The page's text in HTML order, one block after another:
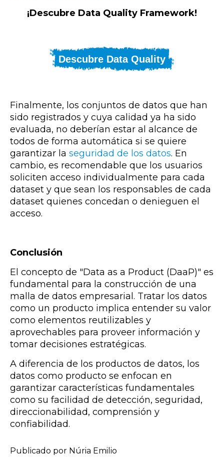
¡Descubre Data Quality Framework!
Descubre Data Quality
Finalmente, los conjuntos de datos que han
sido registrados y cuya calidad ya ha sido
evaluada, no deberían estar al alcance de
todos de forma automática si se quiere
garantizar la seguridad de los datos. En
cambio, es recomendable que los usuarios
soliciten acceso individualmente para cada
dataset y que sean los responsables de cada
dataset quienes concedan o denieguen el
acceso.
Conclusión
El concepto de "Data as a Product (DaaP)" es
fundamental para la construcción de una
malla de datos empresarial. Tratar los datos
como un producto implica entender su valor
como elementos reutilizables y
aprovechables para proveer información y
tomar decisiones estratégicas.
A diferencia de los productos de datos, los
datos como producto se enfocan en
garantizar características fundamentales
como su facilidad de detección, seguridad,
direccionabilidad, comprensión y
confiabilidad.
Publicado por Núria Emilio